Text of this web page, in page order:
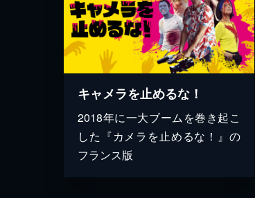
キャメラを止めるな！
2018年に一大ブームを巻き起こ
した『カメラを止めるな！』の
フランス版